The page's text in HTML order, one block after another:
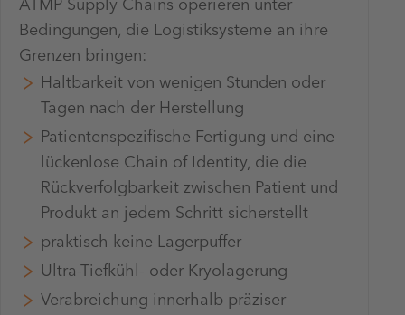
ATMP Supply Chains operieren unter
Bedingungen, die Logistiksysteme an ihre
Grenzen bringen:
Haltbarkeit von wenigen Stunden oder
Tagen nach der Herstellung
Patientenspezifische Fertigung und eine
lückenlose Chain of Identity, die die
Rückverfolgbarkeit zwischen Patient und
Produkt an jedem Schritt sicherstellt
praktisch keine Lagerpuffer
Ultra-Tiefkühl- oder Kryolagerung
Verabreichung innerhalb präziser